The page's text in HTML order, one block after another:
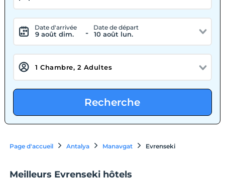
Date d'arrivée
9 août dim. -
Date de départ
10 août lun.
Recherche
Page d'accueil Antalya Manavgat Evrenseki
Meilleurs Evrenseki hôtels